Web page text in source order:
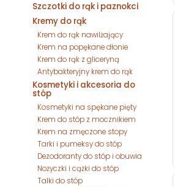
Szczotki do rąk i paznokci
Kremy do rąk
Krem do rąk nawilżający
Krem na popękane dłonie
Krem do rąk z gliceryną
Antybakteryjny krem do rąk
Kosmetyki i akcesoria do
stóp
Kosmetyki na spękane pięty
Krem do stóp z mocznikiem
Krem na zmęczone stopy
Tarki i pumeksy do stóp
Dezodoranty do stóp i obuwia
Nożyczki i cążki do stóp
Talki do stóp